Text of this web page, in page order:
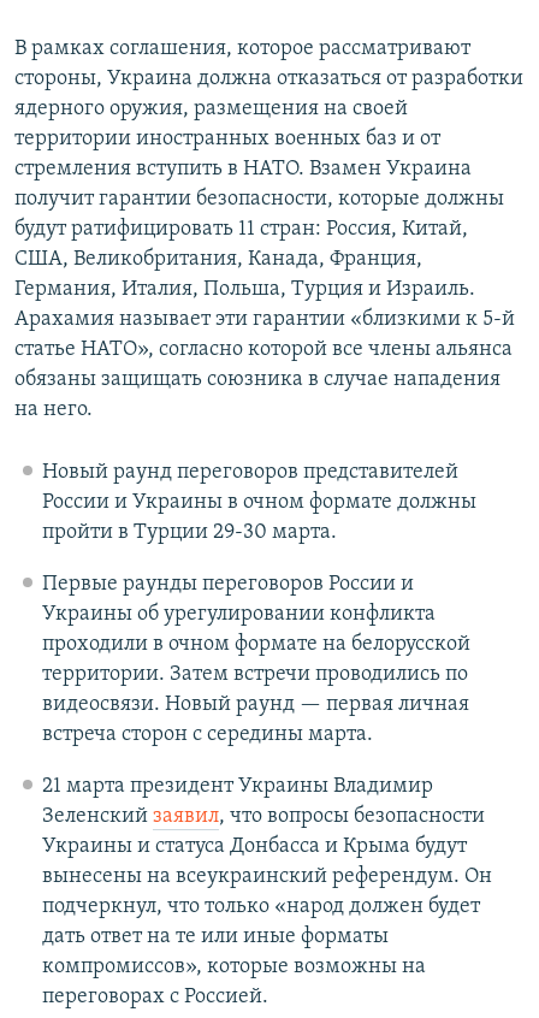
В рамках соглашения, которое рассматривают
стороны, Украина должна отказаться от разработки
ядерного оружия, размещения на своей
территории иностранных военных баз и от
стремления вступить в НАТО. Взамен Украина
получит гарантии безопасности, которые должны
будут ратифицировать 11 стран: Россия, Китай,
США, Великобритания, Канада, Франция,
Германия, Италия, Польша, Турция и Израиль.
Арахамия называет эти гарантии «близкими к 5-й
статье НАТО», согласно которой все члены альянса
обязаны защищать союзника в случае нападения
на него.
Новый раунд переговоров представителей
России и Украины в очном формате должны
пройти в Турции 29-30 марта.
Первые раунды переговоров России и
Украины об урегулировании конфликта
проходили в очном формате на белорусской
территории. Затем встречи проводились по
видеосвязи. Новый раунд — первая личная
встреча сторон с середины марта.
21 марта президент Украины Владимир
Зеленский заявил, что вопросы безопасности
Украины и статуса Донбасса и Крыма будут
вынесены на всеукраинский референдум. Он
подчеркнул, что только «народ должен будет
дать ответ на те или иные форматы
компромиссов», которые возможны на
переговорах с Россией.